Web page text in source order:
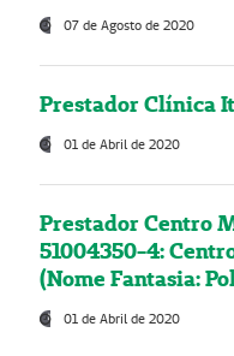
07 de Agosto de 2020
Prestador Clínica
01 de Abril de 2020
Prestador Centro
51004350-4:
(Nome Fantasia:
01 de Abril de 2020